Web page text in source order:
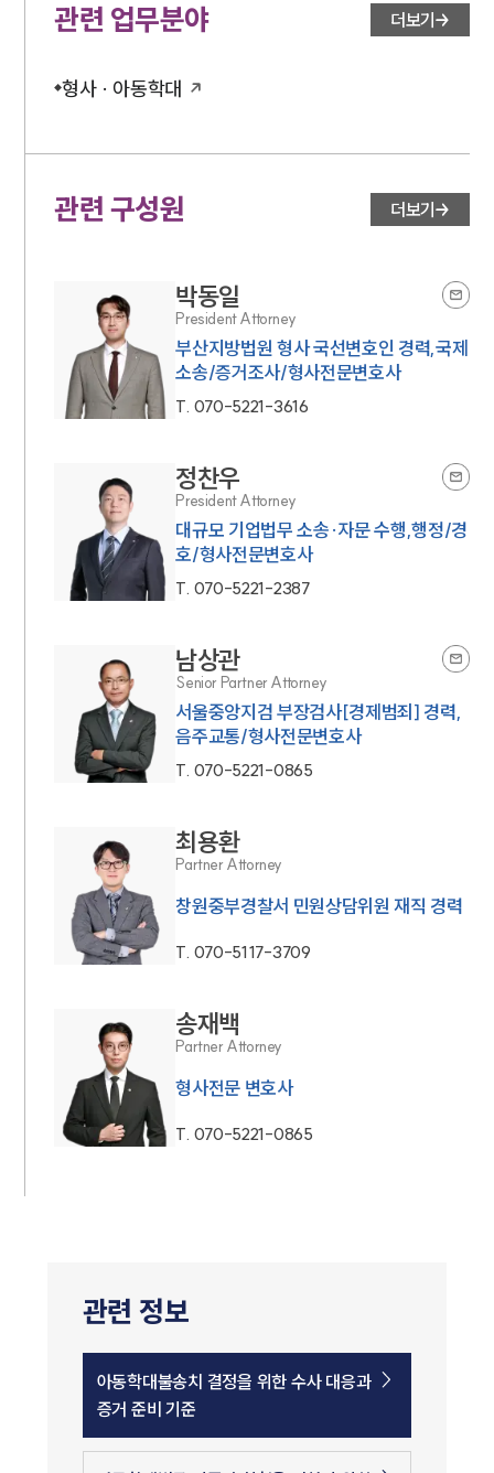
법률서식
대륜법률상담예약
대륜법률상담예약
관련 업무분야 더보기
형사 · 아동학대
관련 구성원 더보기
박동일
President Attorney
부산지방법원 형사 국선변호인 경력,국제
소송/증거조사/형사전문변호사
T. 070-5221-3616
정찬우
President Attorney
대규모 기업법무 소송·자문 수행,행정/경
호/형사전문변호사
T. 070-5221-2387
남상관
Senior Partner Attorney
서울중앙지검 부장검사[경제범죄] 경력,
음주교통/형사전문변호사
T. 070-5221-0865
최용환
Partner Attorney
창원중부경찰서 민원상담위원 재직 경력
T. 070-5117-3709
송재백
Partner Attorney
형사전문 변호사
T. 070-5221-0865
관련 정보
아동학대불송치 결정을 위한 수사 대응과
증거 준비 기준